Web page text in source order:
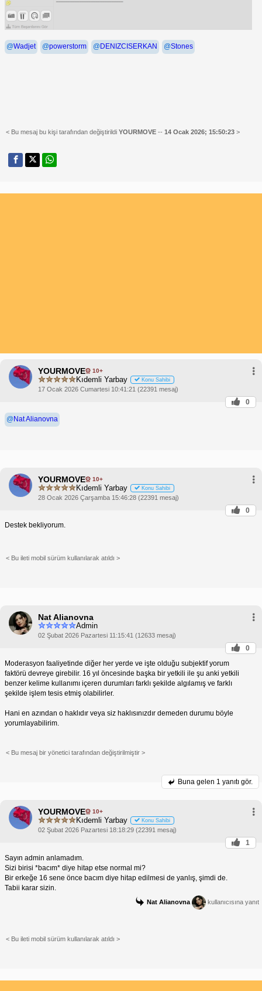
@Wadjet @powerstorm @DENIZCISERKAN @Stones
< Bu mesaj bu kişi tarafından değiştirildi YOURMOVE -- 14 Ocak 2026; 15:50:23 >
YOURMOVE 10+
Kıdemli Yarbay Konu Sahibi
17 Ocak 2026 Cumartesi 10:41:21 (22391 mesaj)
0
@Nat Alianovna
YOURMOVE 10+
Kıdemli Yarbay Konu Sahibi
28 Ocak 2026 Çarşamba 15:46:28 (22391 mesaj)
0
Destek bekliyorum.
< Bu ileti mobil sürüm kullanılarak atıldı >
Nat Alianovna
Admin
02 Şubat 2026 Pazartesi 11:15:41 (12633 mesaj)
0
Moderasyon faaliyetinde diğer her yerde ve işte olduğu subjektif yorum
faktörü devreye girebilir. 16 yıl öncesinde başka bir yetkili ile şu anki yetkili
benzer kelime kullanımı içeren durumları farklı şekilde algılamış ve farklı
şekilde işlem tesis etmiş olabilirler.
Hani en azından o haklıdır veya siz haklısınızdır demeden durumu böyle
yorumlayabilirim.
< Bu mesaj bir yönetici tarafından değiştirilmiştir >
Buna gelen 1 yanıtı gör.
YOURMOVE 10+
Kıdemli Yarbay Konu Sahibi
02 Şubat 2026 Pazartesi 18:18:29 (22391 mesaj)
1
Sayın admin anlamadım.
Sizi birisi *bacım* diye hitap etse normal mi?
Bir erkeğe 16 sene önce bacım diye hitap edilmesi de yanlış, şimdi de.
Tabii karar sizin.
Nat Alianovna kullanıcısına yanıt
< Bu ileti mobil sürüm kullanılarak atıldı >